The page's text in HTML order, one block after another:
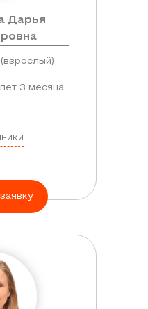
Дарья
3 месяца